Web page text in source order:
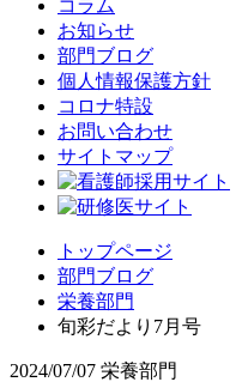
コラム
お知らせ
部門ブログ
個人情報保護方針
コロナ特設
お問い合わせ
サイトマップ
トップページ
部門ブログ
栄養部門
旬彩だより7月号
2024/07/07 栄養部門